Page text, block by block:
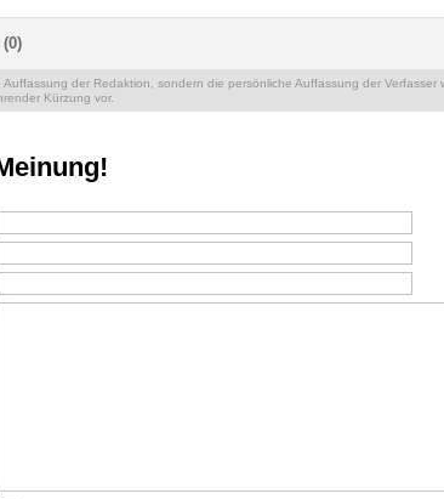
der Redaktion, sondern die persönliche Auffassung der Verfasser
Kürzung vor.